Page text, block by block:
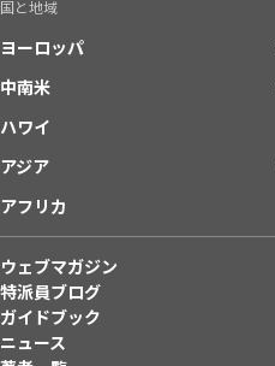
国と地域
ヨーロッパ
中南米
ハワイ
アジア
アフリカ
ウェブマガジン
特派員ブログ
ガイドブック
ニュース